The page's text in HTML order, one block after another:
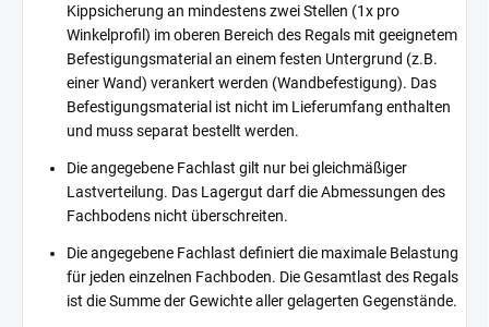
Kippsicherung an mindestens zwei Stellen (1x pro
Winkelprofil) im oberen Bereich des Regals mit geeignetem
Befestigungsmaterial an einem festen Untergrund (z.B.
einer Wand) verankert werden (Wandbefestigung). Das
Befestigungsmaterial ist nicht im Lieferumfang enthalten
und muss separat bestellt werden.
Die angegebene Fachlast gilt nur bei gleichmäßiger
Lastverteilung. Das Lagergut darf die Abmessungen des
Fachbodens nicht überschreiten.
Die angegebene Fachlast definiert die maximale Belastung
für jeden einzelnen Fachboden. Die Gesamtlast des Regals
ist die Summe der Gewichte aller gelagerten Gegenstände.